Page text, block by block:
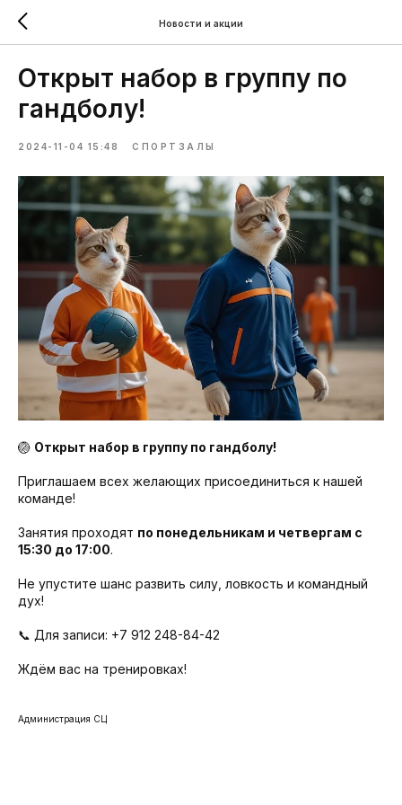
Новости и акции
Открыт набор в группу по
гандболу!
2024-11-04 15:48 СПОРТЗАЛЫ
🏐 Открыт набор в группу по гандболу!
Приглашаем всех желающих присоединиться к нашей
команде!
Занятия проходят по понедельникам и четвергам с
15:30 до 17:00.
Не упустите шанс развить силу, ловкость и командный
дух!
📞 Для записи: +7 912 248-84-42
Ждём вас на тренировках!
Администрация СЦ